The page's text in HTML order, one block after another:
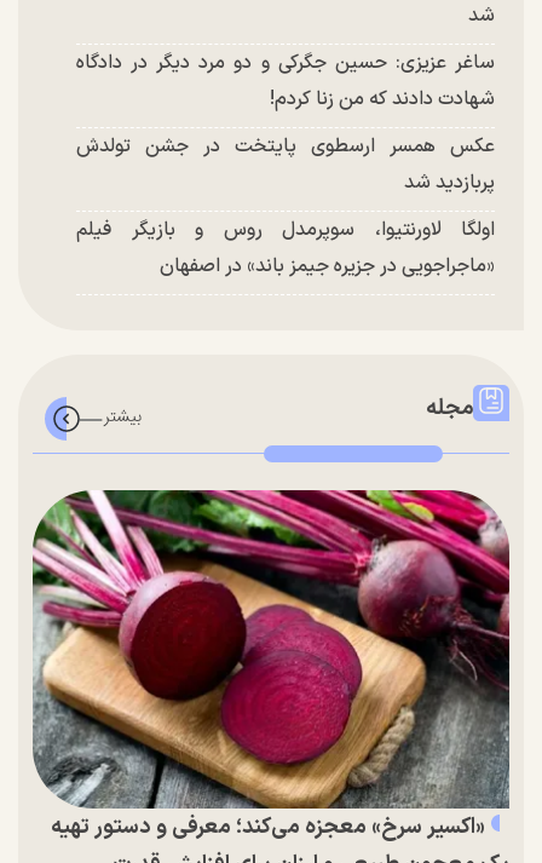
شد
ساغر عزیزی: حسین جگرکی و دو مرد دیگر در دادگاه
شهادت دادند که من زنا کردم!
عکس همسر ارسطوی پایتخت در جشن تولدش
پربازدید شد
اولگا لاورنتیوا، سوپرمدل روس و بازیگر فیلم
«ماجراجویی در جزیره جیمز باند» در اصفهان
مجله
«اکسیر سرخ» معجزه می‌کند؛ معرفی و دستور تهیه